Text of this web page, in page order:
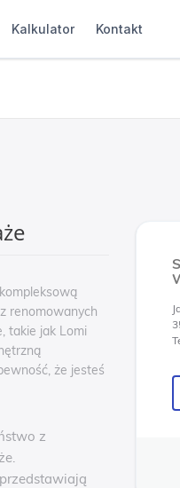
Kalkulator Kontakt
renomowanych
takie jak Lomi
że jesteś
z